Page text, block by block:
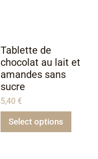
Tablette de
chocolat au lait et
amandes sans
sucre
5,40 €
Select options